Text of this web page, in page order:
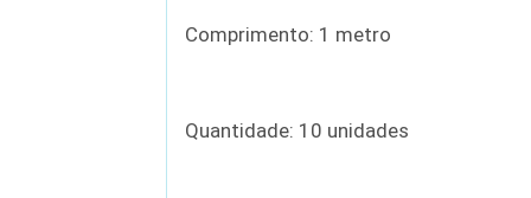
Comprimento: 1 metro
Quantidade: 10 unidades